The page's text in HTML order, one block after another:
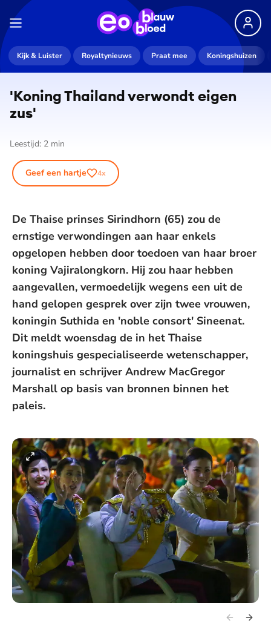
Kijk & Luister Royaltynieuws Praat mee Koningshuizen
'Koning Thailand verwondt eigen
zus'
Leestijd: 2 min
Geef een hartje 4x
De Thaise prinses Sirindhorn (65) zou de
ernstige verwondingen aan haar enkels
opgelopen hebben door toedoen van haar broer
koning Vajiralongkorn. Hij zou haar hebben
aangevallen, vermoedelijk wegens een uit de
hand gelopen gesprek over zijn twee vrouwen,
koningin Suthida en 'noble consort' Sineenat.
Dit meldt woensdag de in het Thaise
koningshuis gespecialiseerde wetenschapper,
journalist en schrijver Andrew MacGregor
Marshall op basis van bronnen binnen het
paleis.